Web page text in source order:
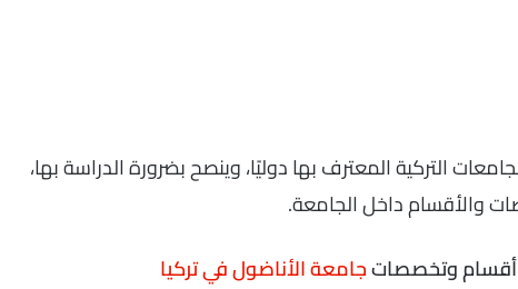
التركية المعترف بها دوليًا، وينصح بضرورة الدراسة بها،
والأقسام داخل الجامعة.
أقسام وتخصصاتجامعة الأناضول في تركيا